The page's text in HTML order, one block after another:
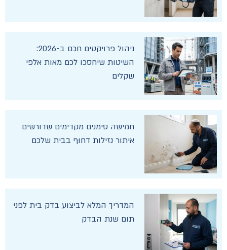
ניהול פרויקטים חכם ב-2026:
השיטות שיחסכו לכם מאות אלפי
שקלים
חמישה סימנים מקדימים שדורשים
איתור נזילות דחוף בבית שלכם
המדריך המלא לביצוע בדק בית לפני
תום שנת הבדק